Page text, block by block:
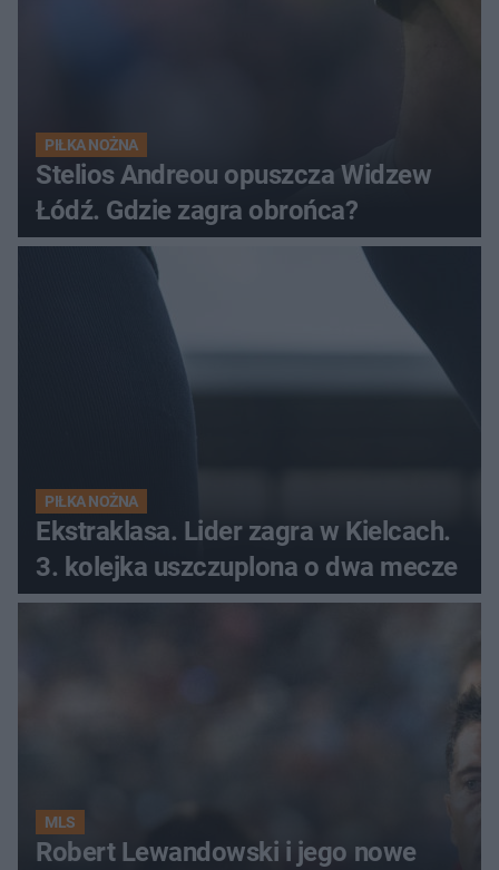
PIŁKA NOŻNA
Stelios Andreou opuszcza Widzew
Łódź. Gdzie zagra obrońca?
PIŁKA NOŻNA
Ekstraklasa. Lider zagra w Kielcach.
3. kolejka uszczuplona o dwa mecze
MLS
Robert Lewandowski i jego nowe